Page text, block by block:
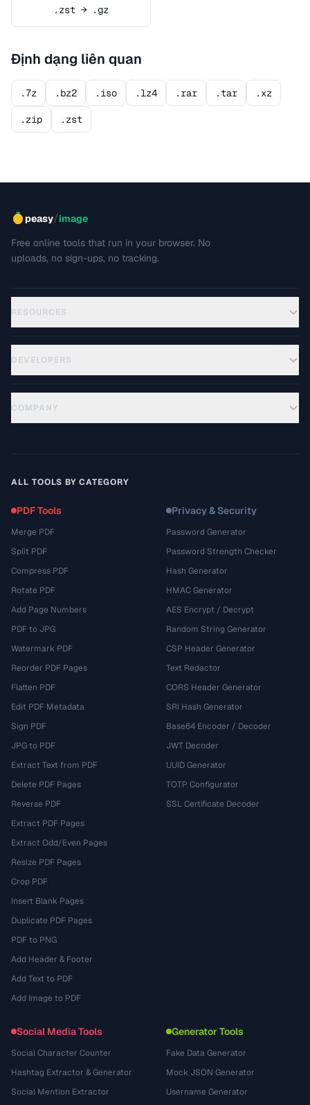
.zst → .gz
Định dạng liên quan
.7z .bz2 .iso .lz4 .rar .tar .xz
.zip .zst
peasy/image
Free online tools that run in your browser. No
uploads, no sign-ups, no tracking.
RESOURCES
DEVELOPERS
COMPANY
ALL TOOLS BY CATEGORY
PDF Tools
Merge PDF
Split PDF
Compress PDF
Rotate PDF
Add Page Numbers
PDF to JPG
Watermark PDF
Reorder PDF Pages
Flatten PDF
Edit PDF Metadata
Sign PDF
JPG to PDF
Extract Text from PDF
Delete PDF Pages
Reverse PDF
Extract PDF Pages
Extract Odd/Even Pages
Resize PDF Pages
Crop PDF
Insert Blank Pages
Duplicate PDF Pages
PDF to PNG
Add Header & Footer
Add Text to PDF
Add Image to PDF
Privacy & Security
Password Generator
Password Strength Checker
Hash Generator
HMAC Generator
AES Encrypt / Decrypt
Random String Generator
CSP Header Generator
Text Redactor
CORS Header Generator
SRI Hash Generator
Base64 Encoder / Decoder
JWT Decoder
UUID Generator
TOTP Configurator
SSL Certificate Decoder
Social Media Tools
Social Character Counter
Hashtag Extractor & Generator
Social Mention Extractor
Generator Tools
Fake Data Generator
Mock JSON Generator
Username Generator